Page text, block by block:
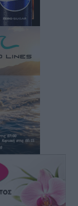
στο γήπεδο,
της
η ίδρυση